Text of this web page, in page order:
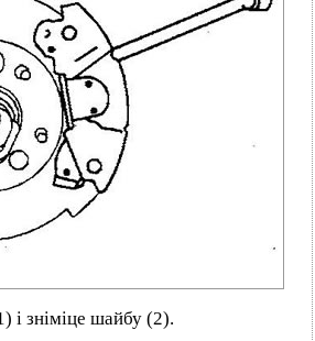
і зніміце шайбу (2).